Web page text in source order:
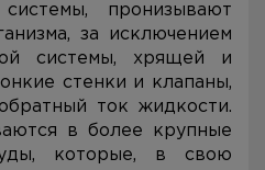
пронизывают
за исключением
системы, хрящей и
стенки и клапаны,
ток жидкости.
в более крупные
которые, в свою